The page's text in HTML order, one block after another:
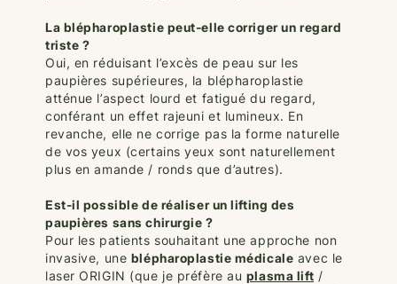
La blépharoplastie peut-elle corriger un regard
triste ?
Oui, en réduisant l’excès de peau sur les
paupières supérieures, la blépharoplastie
atténue l’aspect lourd et fatigué du regard,
conférant un effet rajeuni et lumineux. En
revanche, elle ne corrige pas la forme naturelle
de vos yeux (certains yeux sont naturellement
plus en amande / ronds que d’autres).
Est-il possible de réaliser un lifting des
paupières sans chirurgie ?
Pour les patients souhaitant une approche non
invasive, une blépharoplastie médicale avec le
laser ORIGIN (que je préfère au plasma lift /